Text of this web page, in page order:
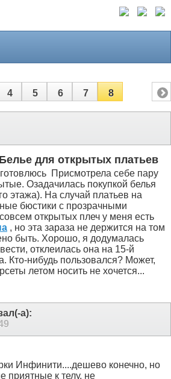
4 5 6 7 8
Белье для открытых платьев
Присмотрела себе пару
Озадачилась покупкой белья
этажа). На случай платьев на
бюстики с прозрачными
открытых плеч у меня есть
, но эта зараза не держится на том
быть. Хорошо, я додумалась
отклеилась она на 15-й
Кто-нибудь пользовался? Может,
летом носить не хочется...
а):
Инфинити....дешево конечно, но
приятные к телу, не